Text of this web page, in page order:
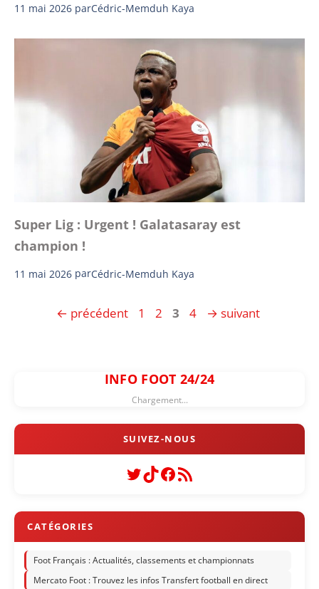
11 mai 2026 parCédric-Memduh Kaya
Super Lig : Urgent ! Galatasaray est
champion !
11 mai 2026 parCédric-Memduh Kaya
← précédent Page
1 Page
2 Page
3 Page
4 → suivant
INFO FOOT 24/24
Chargement...
Twitter
TikTok
Facebook
Flux RSS
Foot Français : Actualités, classements et championnats
Mercato Foot : Trouvez les infos Transfert football en direct